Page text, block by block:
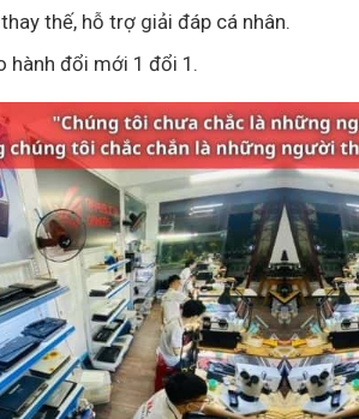
thế, hỗ trợ giải đáp cá nhân.
hành đổi mới 1 đổi 1.